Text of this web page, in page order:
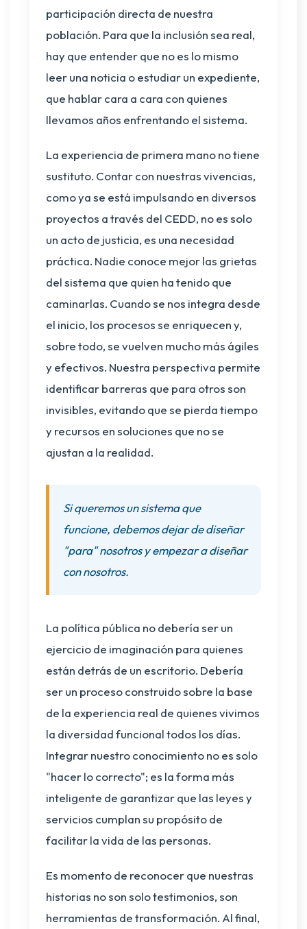
participación directa de nuestra
población. Para que la inclusión sea real,
hay que entender que no es lo mismo
leer una noticia o estudiar un expediente,
que hablar cara a cara con quienes
llevamos años enfrentando el sistema.
La experiencia de primera mano no tiene
sustituto. Contar con nuestras vivencias,
como ya se está impulsando en diversos
proyectos a través del CEDD, no es solo
un acto de justicia, es una necesidad
práctica. Nadie conoce mejor las grietas
del sistema que quien ha tenido que
caminarlas. Cuando se nos integra desde
el inicio, los procesos se enriquecen y,
sobre todo, se vuelven mucho más ágiles
y efectivos. Nuestra perspectiva permite
identificar barreras que para otros son
invisibles, evitando que se pierda tiempo
y recursos en soluciones que no se
ajustan a la realidad.
Si queremos un sistema que
funcione, debemos dejar de diseñar
"para" nosotros y empezar a diseñar
con nosotros.
La política pública no debería ser un
ejercicio de imaginación para quienes
están detrás de un escritorio. Debería
ser un proceso construido sobre la base
de la experiencia real de quienes vivimos
la diversidad funcional todos los días.
Integrar nuestro conocimiento no es solo
"hacer lo correcto"; es la forma más
inteligente de garantizar que las leyes y
servicios cumplan su propósito de
facilitar la vida de las personas.
Es momento de reconocer que nuestras
historias no son solo testimonios, son
herramientas de transformación. Al final,